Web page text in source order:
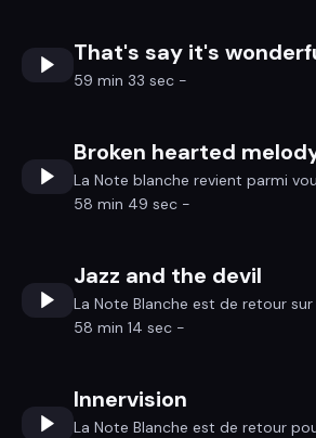
That's say it's
59 min 33 sec -
Broken hearted
La Note blanche revient parmi
58 min 49 sec -
Jazz and the devil
La Note Blanche est de retour sur
58 min 14 sec -
Innervision
La Note Blanche est de retour